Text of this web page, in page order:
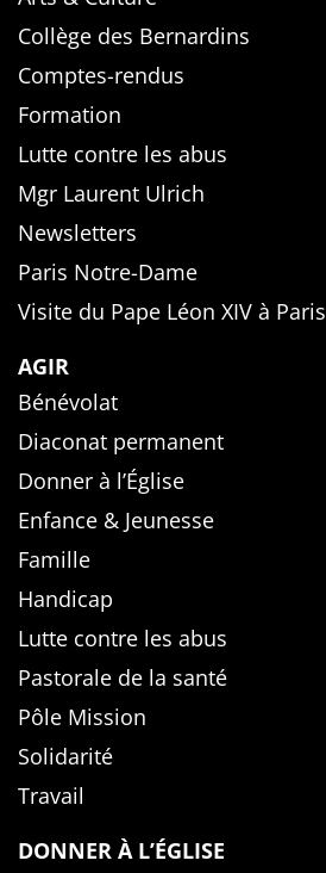
Collège des Bernardins
Comptes-rendus
Formation
Lutte contre les abus
Mgr Laurent Ulrich
Newsletters
Paris Notre-Dame
Visite du Pape Léon XIV à Paris
AGIR
Bénévolat
Diaconat permanent
Donner à l’Église
Enfance & Jeunesse
Famille
Handicap
Lutte contre les abus
Pastorale de la santé
Pôle Mission
Solidarité
Travail
DONNER À L’ÉGLISE